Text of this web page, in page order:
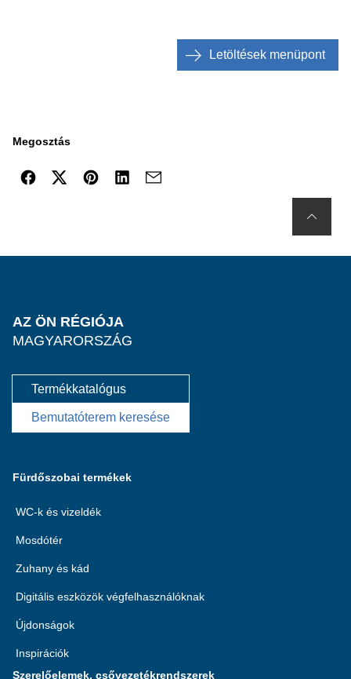
Letöltések menüpont
Megosztás
AZ ÖN RÉGIÓJA
MAGYARORSZÁG
Termékkatalógus
Bemutatóterem keresése
Fürdőszobai termékek
WC-k és vizeldék
Mosdótér
Zuhany és kád
Digitális eszközök végfelhasználóknak
Újdonságok
Inspirációk
Szerelőelemek, csővezetékrendszerek